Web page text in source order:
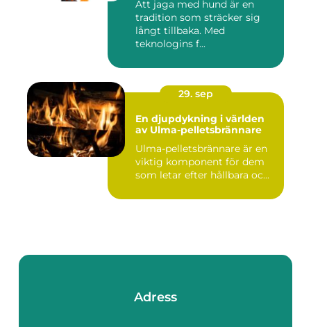
Att jaga med hund är en
tradition som sträcker sig
långt tillbaka. Med
teknologins f...
29. sep
En djupdykning i världen
av Ulma-pelletsbrännare
Ulma-pelletsbrännare är en
viktig komponent för dem
som letar efter hållbara oc...
Adress